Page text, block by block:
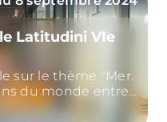
Latitudini VIe
sur le thème "Mer.
du monde entre